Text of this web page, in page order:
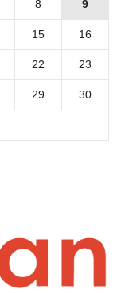
8 9
15 16
22 23
29 30